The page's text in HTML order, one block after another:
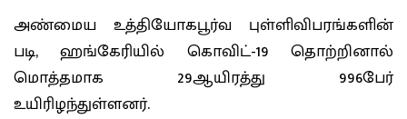
அண்மைய உத்தியோகபூர்வ புள்ளிவிபரங்களின்
படி, ஹங்கேரியில் கொவிட்-19 தொற்றினால்
மொத்தமாக 29ஆயிரத்து 996பேர்
உயிரிழந்துள்ளனர்.